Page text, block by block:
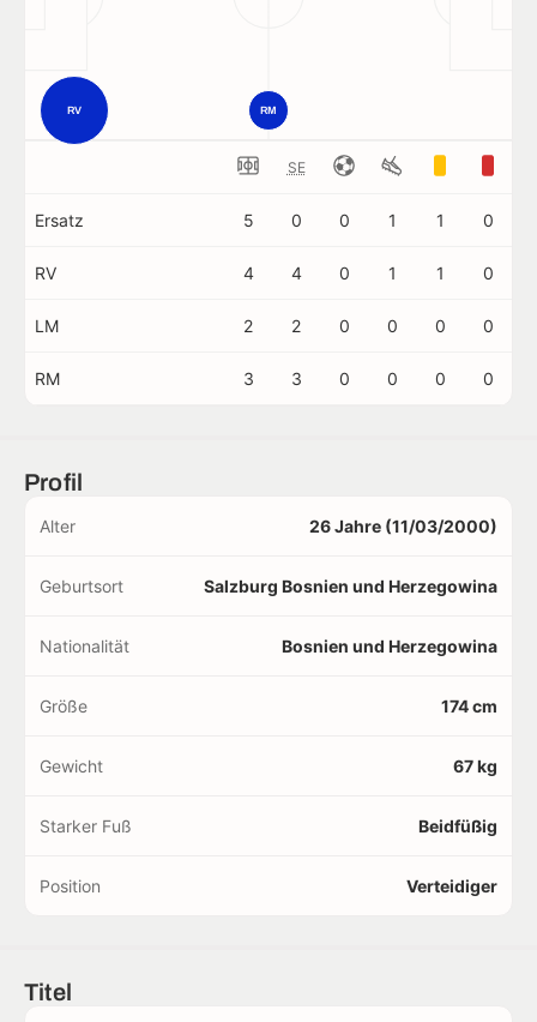
RV RM
SE
Ersatz 5 0 0 1 1 0
RV 4 4 0 1 1 0
LM 2 2 0 0 0 0
RM 3 3 0 0 0 0
Profil
Alter 26 Jahre (11/03/2000)
Geburtsort Salzburg Bosnien und Herzegowina
Nationalität Bosnien und Herzegowina
Größe 174 cm
Gewicht 67 kg
Starker Fuß Beidfüßig
Position Verteidiger
Titel